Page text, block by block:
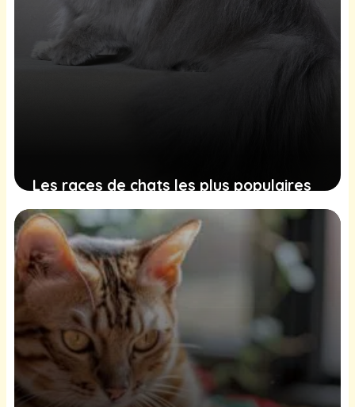
Les races de chats les plus populaires
en France en 2025
23 août 2025